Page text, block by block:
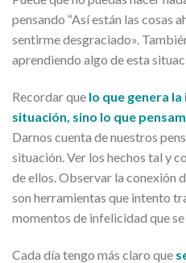
pensando “Así están las cosas
sentirme desgraciado».
aprendiendo algo de esta
Recordar que lo que genera
situación, sino lo que
Darnos cuenta de nuestros
situación. Ver los hechos tal y
de ellos. Observar la conexión
son herramientas que intento
momentos de infelicidad que
Cada día tengo más claro que